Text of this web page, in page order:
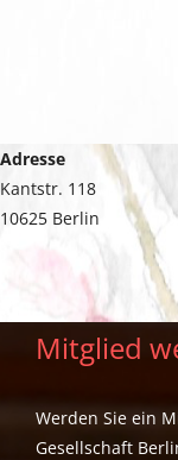
Adresse
Kantstr. 118
10625 Berlin
Mitglied
Werden Sie ein
Gesellschaft